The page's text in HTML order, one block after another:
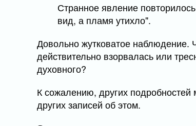
Странное явление
вид, а пламя утихло".
Довольно жутковатое наблюдение.
действительно взорвалась или
духовного?
К сожалению, других
других записей об этом.